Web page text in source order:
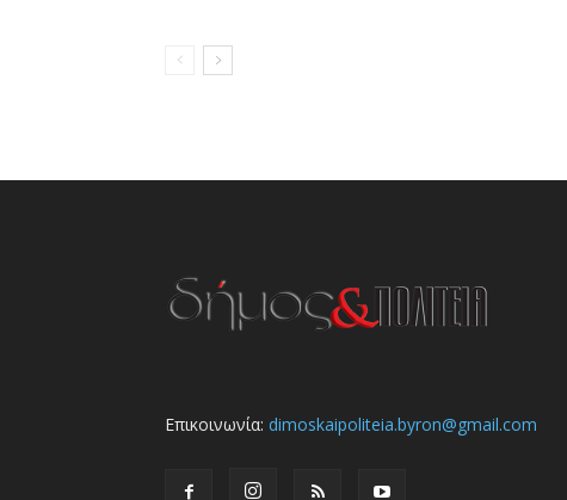
Επικοινωνία: dimoskaipoliteia.byron@gmail.com